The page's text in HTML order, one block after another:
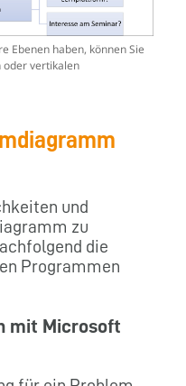
Ebenen haben, können Sie
vertikalen
und
zu
die
Programmen
mit Microsoft